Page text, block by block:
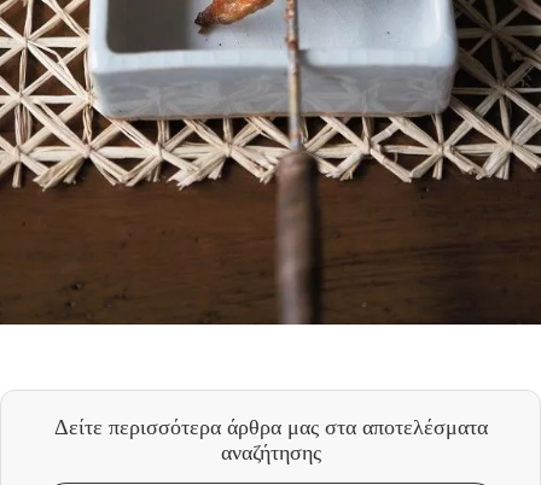
Δείτε περισσότερα άρθρα μας στα αποτελέσματα
αναζήτησης